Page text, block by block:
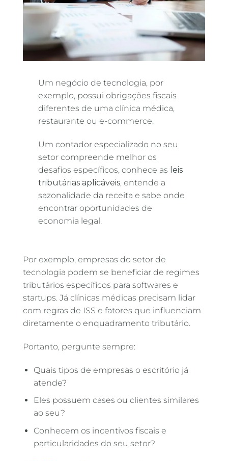
Um negócio de tecnologia, por
exemplo, possui obrigações fiscais
diferentes de uma clínica médica,
restaurante ou e-commerce.
Um contador especializado no seu
setor compreende melhor os
desafios específicos, conhece as leis
tributárias aplicáveis, entende a
sazonalidade da receita e sabe onde
encontrar oportunidades de
economia legal.
Por exemplo, empresas do setor de
tecnologia podem se beneficiar de regimes
tributários específicos para softwares e
startups. Já clínicas médicas precisam lidar
com regras de ISS e fatores que influenciam
diretamente o enquadramento tributário.
Portanto, pergunte sempre:
Quais tipos de empresas o escritório já
atende?
Eles possuem cases ou clientes similares
ao seu?
Conhecem os incentivos fiscais e
particularidades do seu setor?